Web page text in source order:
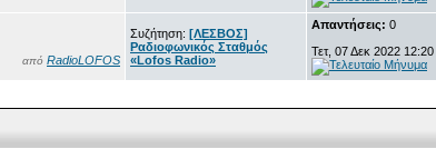
από RadioLOFOS
Συζήτηση: [ΛΕΣΒΟΣ]
Ραδιοφωνικός Σταθμός
«Lofos Radio»
Απαντήσεις: 0
Τετ, 07 Δεκ 2022